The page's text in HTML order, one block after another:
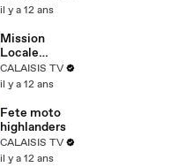
2014
il y a 12 ans
Mission
Locale
schaeffler et
Manpower
CALAISIS TV
il y a 12 ans
Fete moto
highlanders
CALAISIS TV
il y a 12 ans